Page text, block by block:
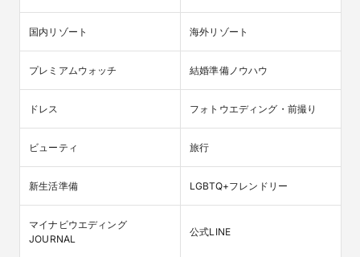
国内リゾート 海外リゾート
プレミアムウォッチ 結婚準備ノウハウ
ドレス フォトウエディング・前撮り
ビューティ 旅行
新生活準備 LGBTQ+フレンドリー
マイナビウエディング
JOURNAL
公式LINE